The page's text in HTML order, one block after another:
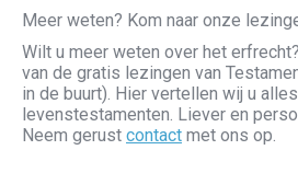
Meer weten? Kom naar onze
Wilt u meer weten over het
van de gratis lezingen van
in de buurt). Hier vertellen wij u
levenstestamenten. Liever en
Neem gerust contact met ons op.